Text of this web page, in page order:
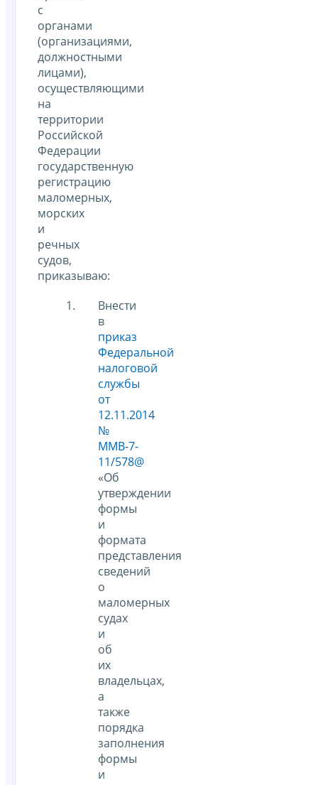
с
органами
(организациями,
должностными
лицами),
осуществляющими
на
территории
Российской
Федерации
государственную
регистрацию
маломерных,
морских
и
речных
судов,
приказываю:
Внести
в
приказ
Федеральной
налоговой
службы
от
12.11.2014
№
ММВ-7-
11/578@
«Об
утверждении
формы
и
формата
представления
сведений
о
маломерных
судах
и
об
их
владельцах,
а
также
порядка
заполнения
формы
и